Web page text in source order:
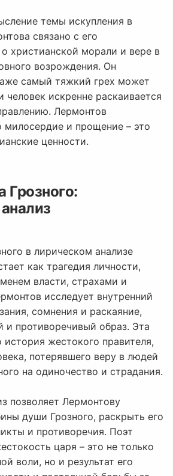
темы искупления в
связано с его
христианской морали и вере в
возрождения. Он
самый тяжкий грех может
искренне раскаивается
Лермонтов
милосердие и прощение – это
ценности.
Грозного:
в лирическом анализе
как трагедия личности,
власти, страхами и
исследует внутренний
сомнения и раскаяние,
и противоречивый образ. Эта
жестокого правителя,
потерявшего веру в людей
на одиночество и страдания.
позволяет Лермонтову
души Грозного, раскрыть его
и противоречия. Поэт
царя – это не только
воли, но и результат его